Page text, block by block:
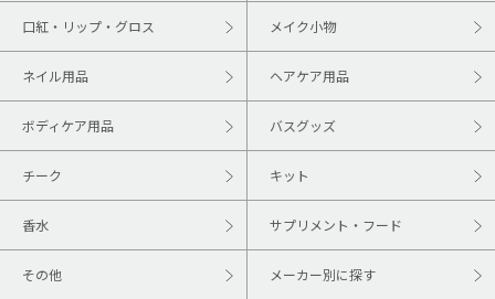
口紅・リップ・グロス メイク小物
ネイル用品 ヘアケア用品
ボディケア用品 バスグッズ
チーク キット
香水 サプリメント・フード
その他 メーカー別に探す